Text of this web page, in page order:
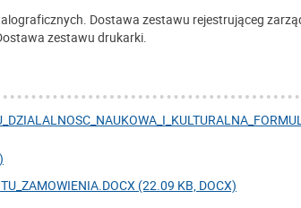
Dostawa zestawu rejestrująceg
zestawu drukarki.
(22.09 KB, DOCX)